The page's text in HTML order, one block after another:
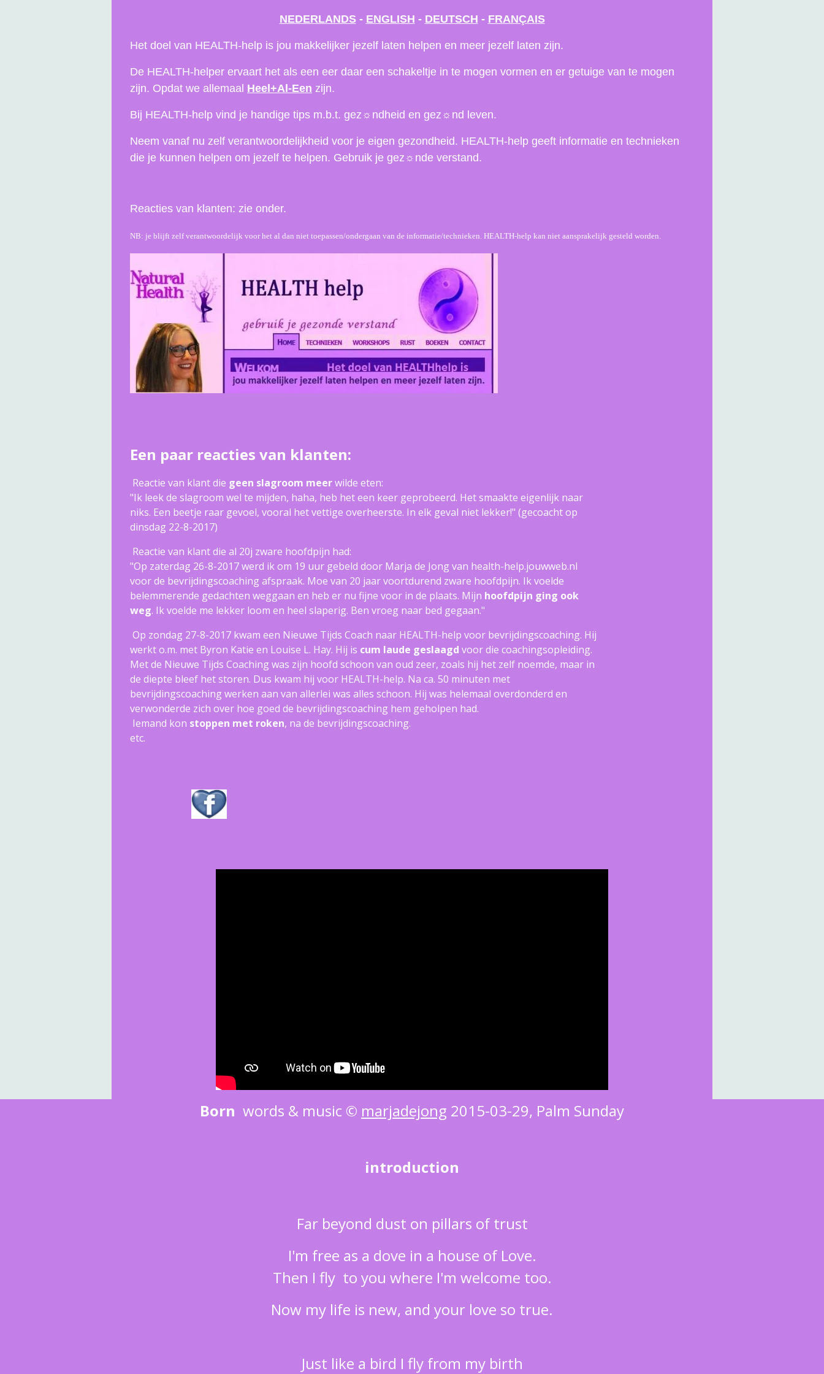
NEDERLANDS- ENGLISH - DEUTSCH - FRANÇAIS
Het doel van HEALTH-help is jou makkelijker jezelf laten helpen en meer jezelf laten zijn.
De HEALTH-helper ervaart het als een eer daar een schakeltje in te mogen vormen en er getuige van te mogen
zijn. Opdat we allemaal Heel+Al-Een zijn.
Bij HEALTH-help vind je handige tips m.b.t. gez ☼ ndheid en gez ☼ nd leven.
Neem vanaf nu zelf verantwoordelijkheid voor je eigen gezondheid. HEALTH-help geeft informatie en technieken
die je kunnen helpen om jezelf te helpen. Gebruik je gez ☼ nde verstand.
Reacties van klanten: zie onder.
NB: je blijft zelf verantwoordelijk voor het al dan niet toepassen/ondergaan van de informatie/technieken. HEALTH-help kan niet aansprakelijk gesteld worden.
Een paar reacties van klanten:
Reactie van klant die geen slagroom meerwilde eten:
"Ik leek de slagroom wel te mijden, haha, heb het een keer geprobeerd. Het smaakte eigenlijk naar
niks. Een beetje raar gevoel, vooral het vettige overheerste. In elk geval niet lekker!" (gecoacht op
dinsdag 22-8-2017)
Reactie van klant die al 20j zware hoofdpijn had:
"Op zaterdag 26-8-2017 werd ik om 19 uur gebeld door Marja de Jong van health-help.jouwweb.nl
voor de bevrijdingscoaching afspraak. Moe van 20 jaar voortdurend zware hoofdpijn. Ik voelde
belemmerende gedachten weggaan en heb er nu fijne voor in de plaats. Mijn hoofdpijn ging ook
weg. Ik voelde me lekker loom en heel slaperig. Ben vroeg naar bed gegaan."
Op zondag 27-8-2017 kwam een Nieuwe Tijds Coach naar HEALTH-help voor bevrijdingscoaching. Hij
werkt o.m. met Byron Katie en Louise L. Hay. Hij is cum laude geslaagd voor die coachingsopleiding.
Met de Nieuwe Tijds Coaching was zijn hoofd schoon van oud zeer, zoals hij het zelf noemde, maar in
de diepte bleef het storen. Dus kwam hij voor HEALTH-help. Na ca. 50 minuten met
bevrijdingscoaching werken aan van allerlei was alles schoon. Hij was helemaal overdonderd en
verwonderde zich over hoe goed de bevrijdingscoaching hem geholpen had.
Iemand kon stoppen met roken, na de bevrijdingscoaching.
etc.
Born words & music © marjadejong 2015-03-29, Palm Sunday
introduction
Far beyond dust on pillars of trust
I'm free as a dove in a house of Love.
Then I fly to you where I'm welcome too.
Now my life is new, and your love so true.
Just like a bird I fly from my birth